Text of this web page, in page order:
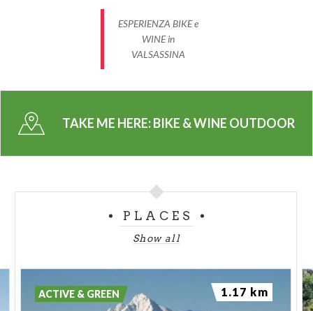
ESPERIENZA BIKE e
WINE in
VALSASSINA
TAKE ME HERE:BIKE & WINE OUTDOOR
PLACES
Show all
ACTIVE & GREEN 1.17 km